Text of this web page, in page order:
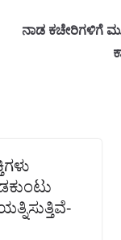
ನಾಡ ಕಚೇರಿಗಳಿಗೆ